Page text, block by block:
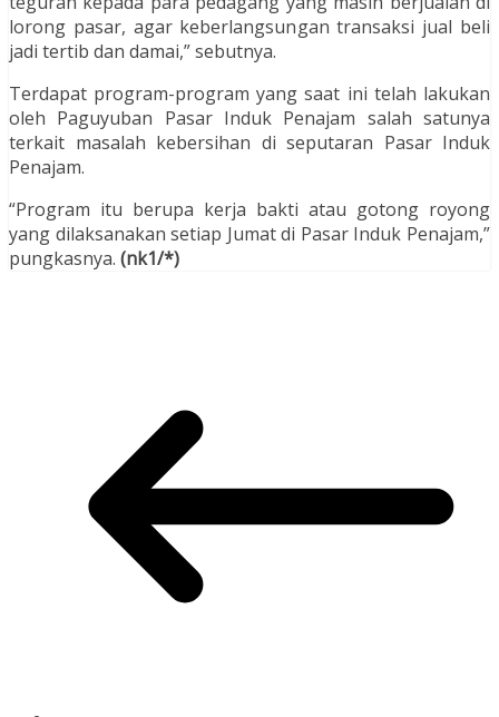
lorong pasar, agar keberlangsungan transaksi jual beli
jadi tertib dan damai,” sebutnya.
Terdapat program-program yang saat ini telah lakukan
oleh Paguyuban Pasar Induk Penajam salah satunya
terkait masalah kebersihan di seputaran Pasar Induk
Penajam.
“Program itu berupa kerja bakti atau gotong royong
yang dilaksanakan setiap Jumat di Pasar Induk Penajam,”
pungkasnya. (nk1/*)